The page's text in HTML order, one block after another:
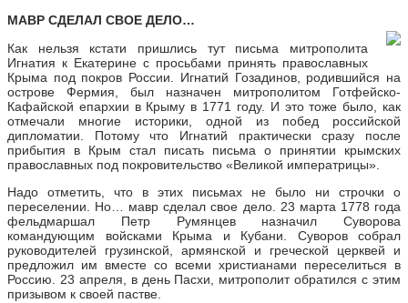
МАВР СДЕЛАЛ СВОЕ ДЕЛО…
Как нельзя кстати пришлись тут письма митрополита
Игнатия к Екатерине с просьбами принять православных
Крыма под покров России. Игнатий Гозадинов, родившийся на
острове Фермия, был назначен митрополитом Готфейско-
Кафайской епархии в Крыму в 1771 году. И это тоже было, как
отмечали многие историки, одной из побед российской
дипломатии. Потому что Игнатий практически сразу после
прибытия в Крым стал писать письма о принятии крымских
православных под покровительство «Великой императрицы».
Надо отметить, что в этих письмах не было ни строчки о
переселении. Но… мавр сделал свое дело. 23 марта 1778 года
фельдмаршал Петр Румянцев назначил Суворова
командующим войсками Крыма и Кубани. Суворов собрал
руководителей грузинской, армянской и греческой церквей и
предложил им вместе со всеми христианами переселиться в
Россию. 23 апреля, в день Пасхи, митрополит обратился с этим
призывом к своей пастве.